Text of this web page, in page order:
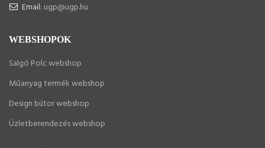
Email: ugp@ugp.hu
WEBSHOPOK
Salgó Polc webshop
Műanyag termék webshop
Design bútor webshop
Üzletberendezés webshop